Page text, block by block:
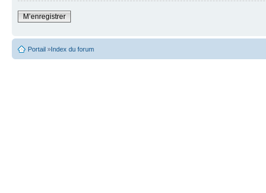
M’enregistrer
Portail »Index du forum